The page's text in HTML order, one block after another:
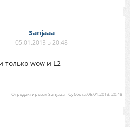
Sanjaaa
05.01.2013 в 20:48
только wow и L2
ОтредактировалSanjaaa-Суббота, 05.01.2013, 20:48